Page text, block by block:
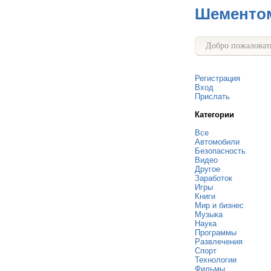
Добро
Регистрация
Вход
Прислать
Категории
Все
Автомобили
Безопасность
Видео
Другое
Заработок
Игры
Книги
Мир и бизнес
Музыка
Наука
Программы
Развлечения
Спорт
Технологии
Фильмы